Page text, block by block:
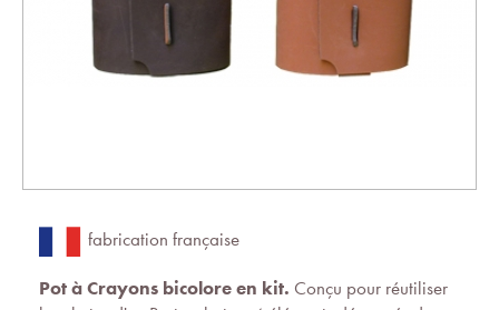
fabrication française
Pot à Crayons bicolore en kit. Conçu pour réutiliser